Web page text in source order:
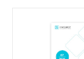
- Долю сахара и
расходах